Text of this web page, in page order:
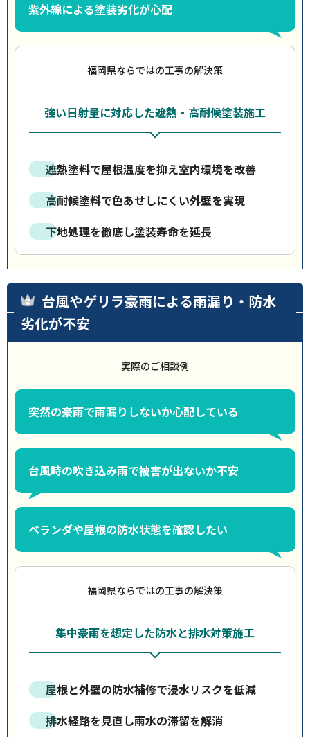
紫外線による塗装劣化が心配
福岡県ならではの工事の解決策
強い日射量に対応した遮熱・高耐候塗装施工
遮熱塗料で屋根温度を抑え室内環境を改善
高耐候塗料で色あせしにくい外壁を実現
下地処理を徹底し塗装寿命を延長
台風やゲリラ豪雨による雨漏り・防水
劣化が不安
実際のご相談例
突然の豪雨で雨漏りしないか心配している
台風時の吹き込み雨で被害が出ないか不安
ベランダや屋根の防水状態を確認したい
福岡県ならではの工事の解決策
集中豪雨を想定した防水と排水対策施工
屋根と外壁の防水補修で浸水リスクを低減
排水経路を見直し雨水の滞留を解消